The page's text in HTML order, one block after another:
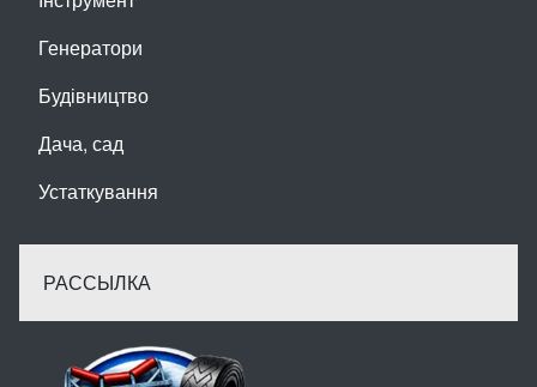
Генератори
Будівництво
Дача, сад
Устаткування
РАССЫЛКА